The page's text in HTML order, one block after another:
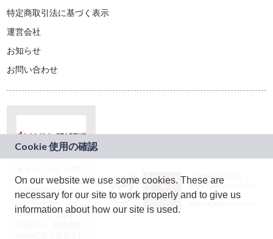
特定商取引法に基づく表示
運営会社
お知らせ
お問い合わせ
ドコモグループの新
規事業創出プログラ
ム「docomo
STARTUP」を通じて
JASRAC許諾番号：
9024936001Y45037
JASRAC許諾番号：
On our website we use some cookies. These are
necessary for our site to work properly and to give us
information about how our site is used.